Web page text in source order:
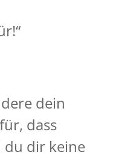
dein
dass
dir keine